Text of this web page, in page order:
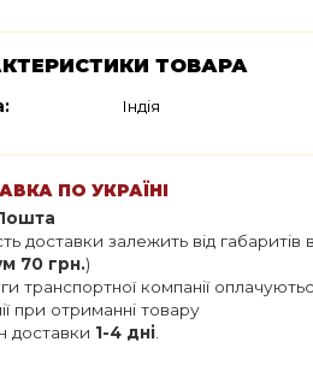
ТОВАРА
Індія
ПО УКРАЇНІ
доставки залежить від
70 грн.)
транспортної компанії
при отриманні товару
доставки 1-4 дні